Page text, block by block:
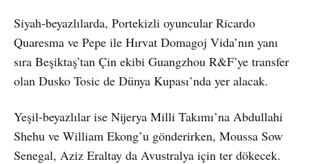
Siyah-beyazlılarda, Portekizli oyuncular Ricardo
Quaresma ve Pepe ile Hırvat Domagoj Vida’nın yanı
sıra Beşiktaş’tan Çin ekibi Guangzhou R&F’ye transfer
olan Dusko Tosic de Dünya Kupası’nda yer alacak.
Yeşil-beyazlılar ise Nijerya Milli Takımı’na Abdullahi
Shehu ve William Ekong’u gönderirken, Moussa Sow
Senegal, Aziz Eraltay da Avustralya için ter dökecek.